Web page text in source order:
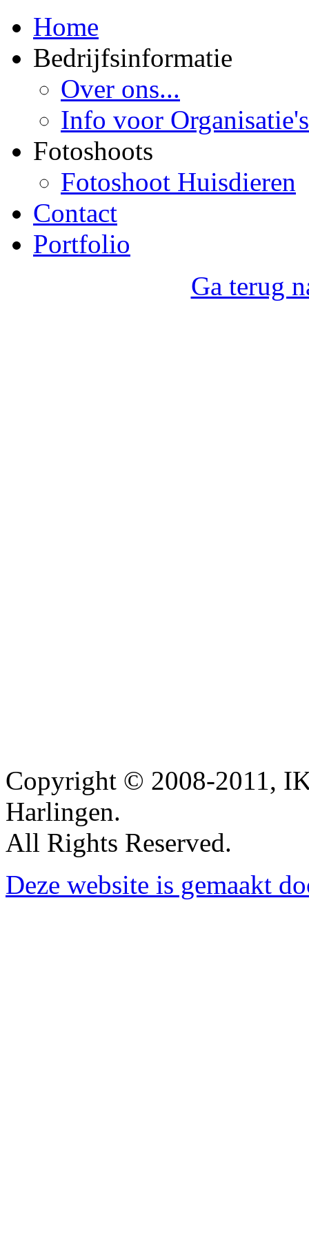
Home
Bedrijfsinformatie
Over ons...
Info voor Organisatie's
Fotoshoots
Fotoshoot Huisdieren
Contact
Portfolio
Ga terug
Copyright © 2008-2011,
Harlingen.
All Rights Reserved.
Deze website is gemaakt